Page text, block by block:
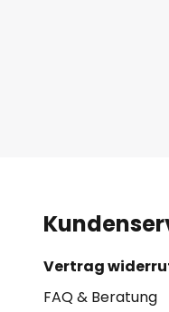
Vertrag
FAQ & Beratung